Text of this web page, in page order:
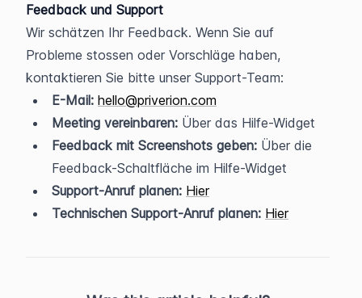
Feedback und Support
Wir schätzen Ihr Feedback. Wenn Sie auf
Probleme stossen oder Vorschläge haben,
kontaktieren Sie bitte unser Support-Team:
E-Mail: hello@priverion.com
Meeting vereinbaren: Über das Hilfe-Widget
Feedback mit Screenshots geben: Über die
Feedback-Schaltfläche im Hilfe-Widget
Support-Anruf planen: Hier
Technischen Support-Anruf planen: Hier